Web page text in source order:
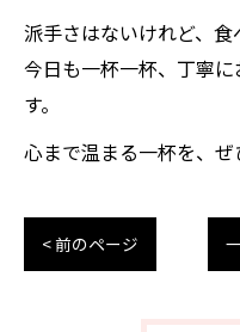
派手さはないけれど、食
今日も一杯一杯、丁寧
す。
心まで温まる一杯を、
< 前のページ